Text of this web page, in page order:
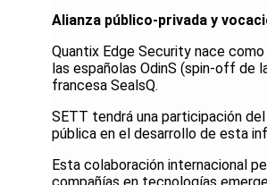
Alianza público-privada y
Quantix Edge Security nace
las españolas OdinS (spin-off de
francesa SealsQ.
SETT tendrá una participación
pública en el desarrollo de esta
Esta colaboración internacional